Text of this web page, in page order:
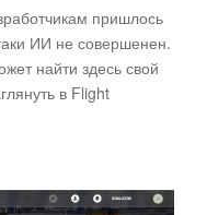
пришлось
ИИ не совершенен.
найти здесь свой
в Flight